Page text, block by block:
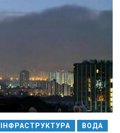
ІНФРАСТРУКТУРА ВОДА